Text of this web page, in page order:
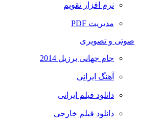
نرم افزار تقویم
مدیریت PDF
صوتی و تصویری
جام جهانی برزیل 2014
آهنگ ایرانی
دانلود فیلم ایرانی
دانلود فیلم خارجی